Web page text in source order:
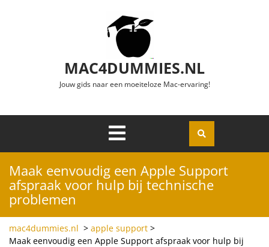
MAC4DUMMIES.NL
Jouw gids naar een moeiteloze Mac-ervaring!
Openen
Maak eenvoudig een Apple Support
afspraak voor hulp bij technische
problemen
mac4dummies.nl > apple support >
Maak eenvoudig een Apple Support afspraak voor hulp bij